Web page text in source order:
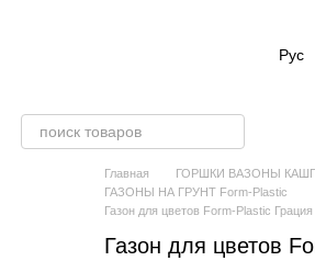
Рус
Главная ГОРШКИ ВАЗОНЫ
ГАЗОНЫ НА ГРУНТ Form-Plastic
Газон для цветов Form-Plastic
Газон для цветов